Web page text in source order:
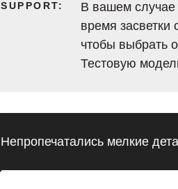
SUPPORT:
В вашем случае
время засветки
чтобы выбрать
Тестовую
Непропечатались мелкие